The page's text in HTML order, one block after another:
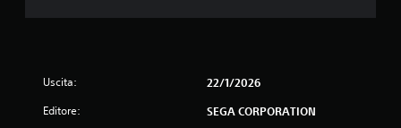
Uscita: 22/1/2026
Editore: SEGA CORPORATION